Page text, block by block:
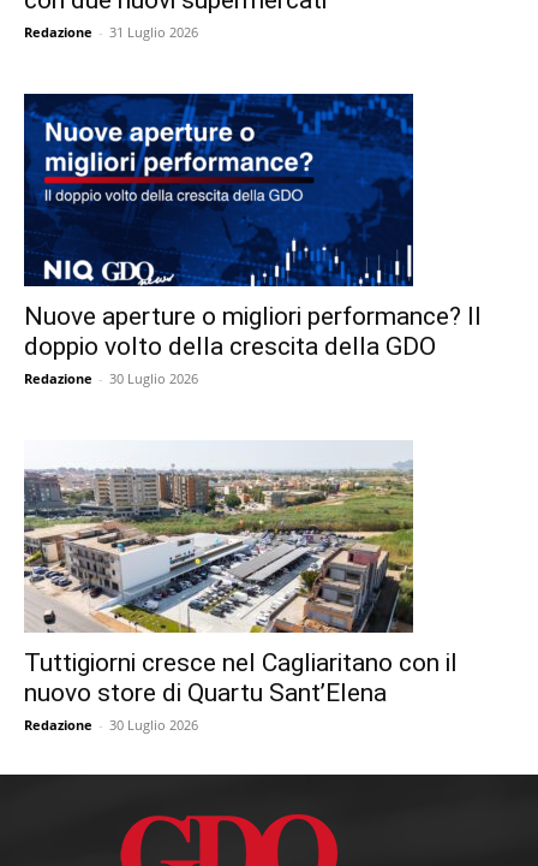
Redazione - 31 Luglio 2026
Nuove aperture o migliori performance? Il
doppio volto della crescita della GDO
Redazione - 30 Luglio 2026
Tuttigiorni cresce nel Cagliaritano con il
nuovo store di Quartu Sant’Elena
Redazione - 30 Luglio 2026